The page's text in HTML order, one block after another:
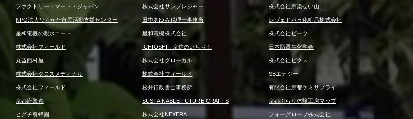
ファクトリー・マート・ジャパン 株式会社サンプレジャー 株式会社京染せい山
NPO法人ひらかた市民活動支援センター 田中あゆみ税理士事務所 レヴェドボゥ化粧品株式会社
星和電機の親水コート 星和電機株式会社 株式会社ビーツ
株式会社フィールド ICHIOSHI - 京信のいちおし 日本脂質生化学会
丸益西村屋 株式会社グローカル 株式会社ピクス
株式会社クロスメディカル 株式会社フィールド SBエナジー
株式会社フィールド 松井行政書士事務所 有限会社京都ケミサプライ
京都府警察 SUSTAINABLE FUTURE CRAFTS 京都ぶらり体験工房マップ
ヒグチ養蜂園 株式会社NEXERA フォーグローブ株式会社